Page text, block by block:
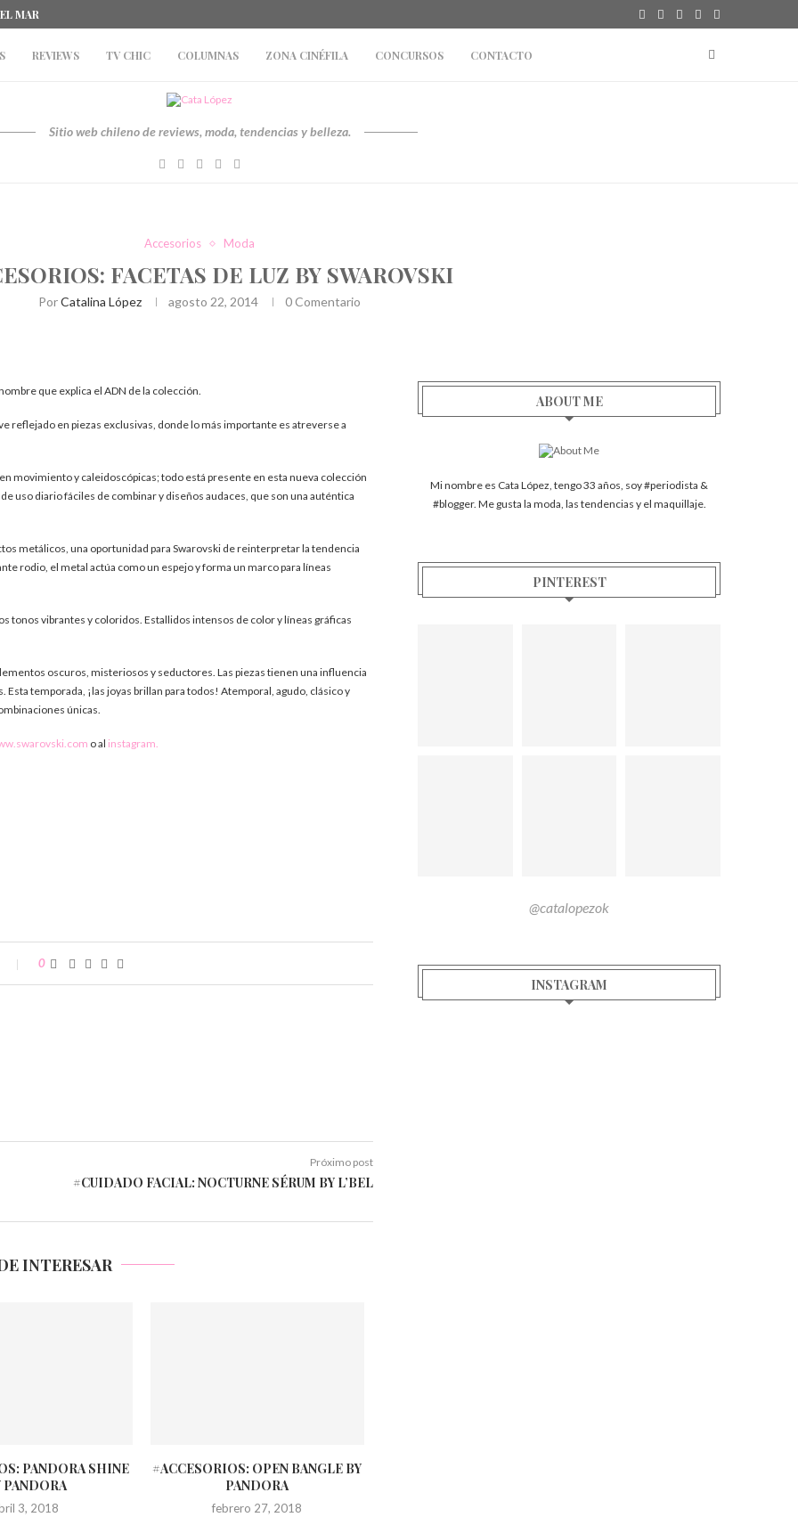
MAR
REVIEWS TV CHIC COLUMNAS ZONA CINÉFILA CONCURSOS CONTACTO
Sitio web chileno de reviews, moda, tendencias y belleza.
Accesorios Moda
FACETAS DE LUZ BY SWAROVSKI
PorCatalina López agosto 22, 2014 0 Comentario
que explica el ADN de la colección.
reflejado en piezas exclusivas, donde lo más importante es atreverse a
movimiento y caleidoscópicas; todo está presente en esta nueva colección
uso diario fáciles de combinar y diseños audaces, que son una auténtica
metálicos, una oportunidad para Swarovski de reinterpretar la tendencia
rodio, el metal actúa como un espejo y forma un marco para líneas
tonos vibrantes y coloridos. Estallidos intensos de color y líneas gráficas
oscuros, misteriosos y seductores. Las piezas tienen una influencia
temporada, ¡las joyas brillan para todos! Atemporal, agudo, clásico y
únicas.
o al instagram.
0
Próximo post
#CUIDADO FACIAL: NOCTURNE SÉRUM BY L’BEL
INTERESAR
PANDORA SHINE
PANDORA
3, 2018
#ACCESORIOS: OPEN BANGLE BY
PANDORA
febrero 27, 2018
ABOUT ME
Mi nombre es Cata López, tengo 33 años, soy #periodista &
#blogger. Me gusta la moda, las tendencias y el maquillaje.
PINTEREST
@catalopezok
INSTAGRAM